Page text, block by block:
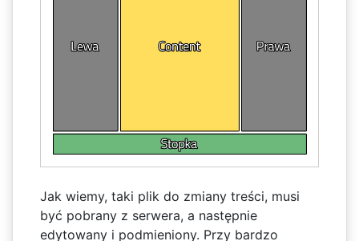
Jak wiemy, taki plik do zmiany treści, musi
być pobrany z serwera, a następnie
edytowany i podmieniony. Przy bardzo